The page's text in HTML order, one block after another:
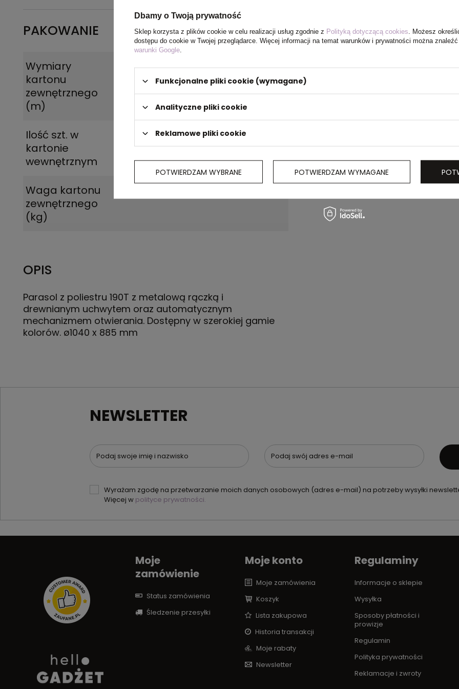
PAKOWANIE
Wymiary
kartonu
zewnętrznego
(m)
1.110x0.160x0.380
Ilość szt. w
kartonie
wewnętrznym
Waga kartonu
zewnętrznego
(kg)
OPIS
Parasol z poliestru 190T z metalową rączką i
drewnianym uchwytem oraz automatycznym
mechanizmem otwierania. Dostępny w szerokiej gamie
kolorów. ø1040 x 885 mm
NEWSLETTER
Podaj swoje imię i nazwisko Podaj swój adres e-mail
Wyrażam zgodę na przetwarzanie moich danych osobowych (adres e-mail) na potrzeby wysyłki
Więcej w polityce prywatności.
Moje
zamówienie
Status zamówienia
Śledzenie przesyłki
Moje konto
Moje zamówienia
Koszyk
Lista zakupowa
Historia transakcji
Moje rabaty
Newsletter
Regulaminy
Informacje o sklepie
Wysyłka
Sposoby płatności i
prowizje
Regulamin
Polityka prywatności
Reklamacje i zwroty
Dbamy o Twoją prywatność
Sklep korzysta z plików cookie w celu realizacji usług zgodnie z Polityką dotyczącą cookies . Możesz
dostępu do cookie w Twojej przeglądarce. Więcej informacji na temat warunków i prywatności można
warunki Google
Funkcjonalne pliki cookie (wymagane)
Analityczne pliki cookie
Reklamowe pliki cookie
POTWIERDZAM WYBRANE POTWIERDZAM WYMAGANE